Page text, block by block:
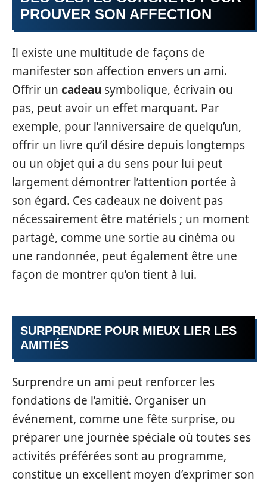
PROUVER SON AFFECTION
Il existe une multitude de façons de
manifester son affection envers un ami.
Offrir un cadeau symbolique, écrivain ou
pas, peut avoir un effet marquant. Par
exemple, pour l’anniversaire de quelqu’un,
offrir un livre qu’il désire depuis longtemps
ou un objet qui a du sens pour lui peut
largement démontrer l’attention portée à
son égard. Ces cadeaux ne doivent pas
nécessairement être matériels ; un moment
partagé, comme une sortie au cinéma ou
une randonnée, peut également être une
façon de montrer qu’on tient à lui.
SURPRENDRE POUR MIEUX LIER LES
AMITIÉS
Surprendre un ami peut renforcer les
fondations de l’amitié. Organiser un
événement, comme une fête surprise, ou
préparer une journée spéciale où toutes ses
activités préférées sont au programme,
constitue un excellent moyen d’exprimer son